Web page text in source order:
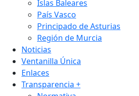
Islas Baleares
País Vasco
Principado de Asturias
Región de Murcia
Noticias
Ventanilla Única
Enlaces
Transparencia +